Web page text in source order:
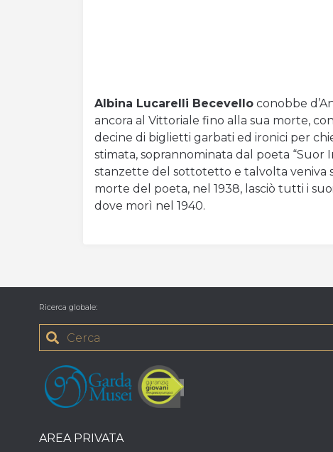
Albina Lucarelli Becevello conobbe
ancora al Vittoriale fino alla sua morte,
decine di biglietti garbati ed ironici per
stimata, soprannominata dal poeta “Suor
stanzette del sottotetto e talvolta veniva
morte del poeta, nel 1938, lasciò tutti i
dove morì nel 1940.
Ricerca globale:
AREA PRIVATA